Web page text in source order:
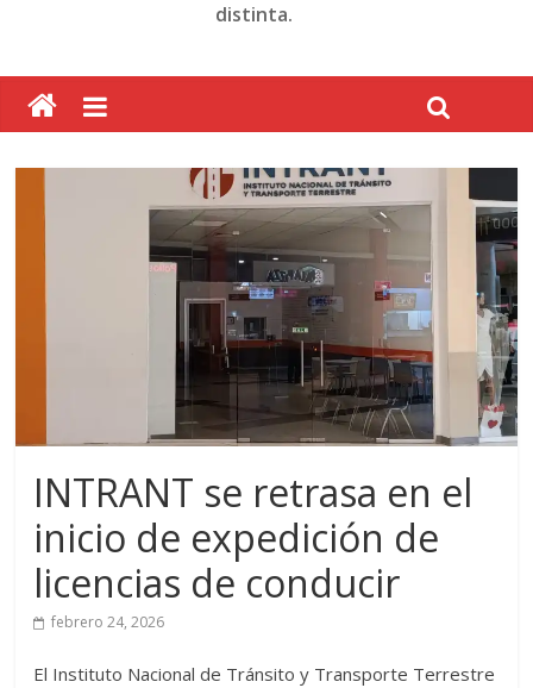
distinta.
INTRANT se retrasa en el
inicio de expedición de
licencias de conducir
febrero 24, 2026
El Instituto Nacional de Tránsito y Transporte Terrestre